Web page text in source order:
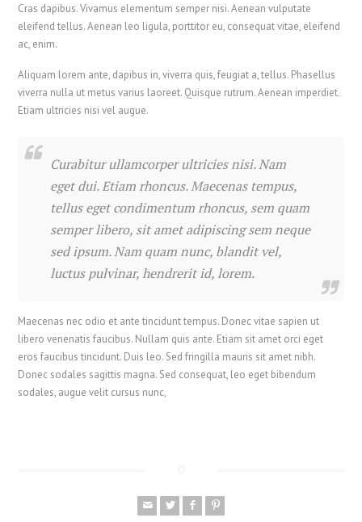
Cras dapibus. Vivamus elementum semper nisi. Aenean vulputate
eleifend tellus. Aenean leo ligula, porttitor eu, consequat vitae, eleifend
ac, enim.
Aliquam lorem ante, dapibus in, viverra quis, feugiat a, tellus. Phasellus
viverra nulla ut metus varius laoreet. Quisque rutrum. Aenean imperdiet.
Etiam ultricies nisi vel augue.
Curabitur ullamcorper ultricies nisi. Nam
eget dui. Etiam rhoncus. Maecenas tempus,
tellus eget condimentum rhoncus, sem quam
semper libero, sit amet adipiscing sem neque
sed ipsum. Nam quam nunc, blandit vel,
luctus pulvinar, hendrerit id, lorem.
Maecenas nec odio et ante tincidunt tempus. Donec vitae sapien ut
libero venenatis faucibus. Nullam quis ante. Etiam sit amet orci eget
eros faucibus tincidunt. Duis leo. Sed fringilla mauris sit amet nibh.
Donec sodales sagittis magna. Sed consequat, leo eget bibendum
sodales, augue velit cursus nunc,